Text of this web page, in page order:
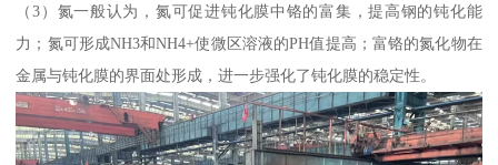
（3）氮一般认为，氮可促进钝化膜中铬的富集，提高钢的钝化能
力；氮可形成NH3和NH4+使微区溶液的PH值提高；富铬的氮化物在
金属与钝化膜的界面处形成，进一步强化了钝化膜的稳定性。